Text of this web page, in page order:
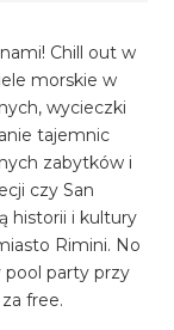
Chill out w
morskie w
wycieczki
tajemnic
zabytków i
czy San
historii i kultury
Rimini. No
pool party przy
free.